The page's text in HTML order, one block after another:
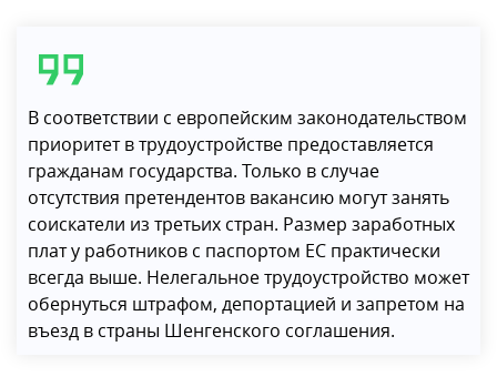
В соответствии с европейским законодательством
приоритет в трудоустройстве предоставляется
гражданам государства. Только в случае
отсутствия претендентов вакансию могут занять
соискатели из третьих стран. Размер заработных
плат у работников с паспортом ЕС практически
всегда выше. Нелегальное трудоустройство может
обернуться штрафом, депортацией и запретом на
въезд в страны Шенгенского соглашения.